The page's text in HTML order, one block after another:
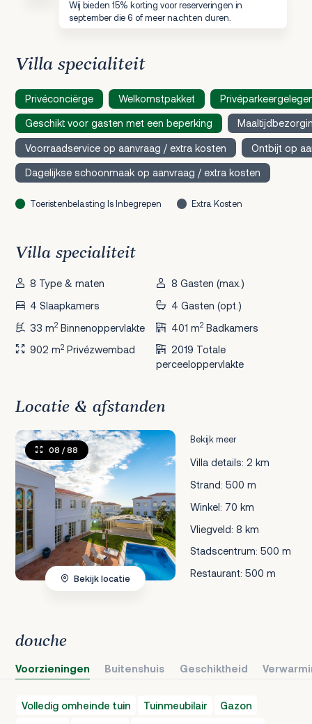
Wij bieden 15% korting voor reserveringen in
september die 6 of meer nachten duren.
Villa specialiteit
Privéconciërge Welkomstpakket
Geschikt voor gasten met een beperking
Voorraadservice op aanvraag / extra kosten Ontbijt op
Dagelijkse schoonmaak op aanvraag / extra kosten
Toeristenbelasting Is Inbegrepen Extra Kosten
Villa specialiteit
8 Type & maten
8 Gasten (max.)
4 Slaapkamers
4 Gasten (opt.)
33 m2 Binnenoppervlakte 401 m2Badkamers
902 m2 Privézwembad
2019 Totale
perceeloppervlakte
Locatie & afstanden
Bekijk meer
Villa details: 2 km
Strand: 500 m
Winkel: 70 km
Vliegveld: 8 km
Stadscentrum: 500 m
Restaurant: 500 m
08 / 88
Bekijk locatie
douche
Voorzieningen Buitenshuis Geschiktheid
Volledig omheinde tuin Tuinmeubilair
Gazon